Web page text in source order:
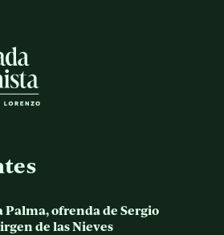
Palma, ofrenda de Sergio
de las Nieves